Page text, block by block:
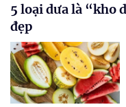
5 loại dưa là “kho
đẹp